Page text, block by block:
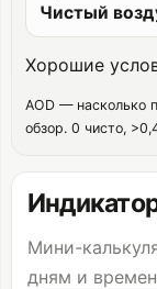
Чистый
Хорошие
AOD — насколько
обзор. 0 чисто,
Мини-
дням и